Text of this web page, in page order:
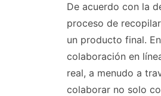
De acuerdo con la
proceso de
un producto final.
colaboración en
real, a menudo a
colaborar no solo